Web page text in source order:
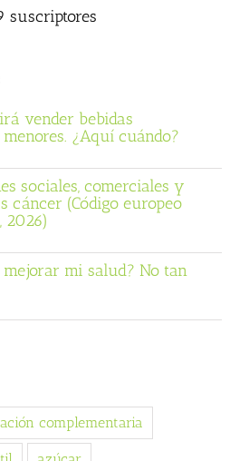
suscriptores
vender bebidas
¿Aquí cuándo?
sociales, comerciales y
cáncer (Código europeo
2026)
mejorar mi salud? No tan
complementaria